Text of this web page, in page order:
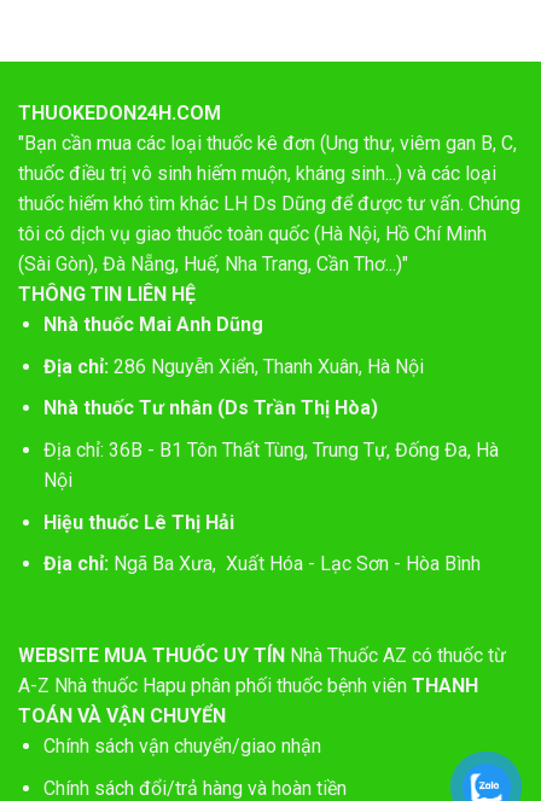
THUOKEDON24H.COM
"Bạn cần mua các loại thuốc kê đơn (Ung thư, viêm gan B, C,
thuốc điều trị vô sinh hiếm muộn, kháng sinh...) và các loại
thuốc hiếm khó tìm khác LH Ds Dũng để được tư vấn. Chúng
tôi có dịch vụ giao thuốc toàn quốc (Hà Nội, Hồ Chí Minh
(Sài Gòn), Đà Nẵng, Huế, Nha Trang, Cần Thơ...)"
THÔNG TIN LIÊN HỆ
Nhà thuốc Mai Anh Dũng
Địa chỉ:286 Nguyễn Xiển, Thanh Xuân, Hà Nội
Nhà thuốc Tư nhân (Ds Trần Thị Hòa)
Địa chỉ: 36B - B1 Tôn Thất Tùng, Trung Tự, Đống Đa, Hà
Nội
Hiệu thuốc Lê Thị Hải
Địa chỉ: Ngã Ba Xưa, Xuất Hóa - Lạc Sơn - Hòa Bình
WEBSITE MUA THUỐC UY TÍN Nhà Thuốc AZ có thuốc từ
A-Z Nhà thuốc Hapu phân phối thuốc bệnh viên THANH
TOÁN VÀ VẬN CHUYỂN
Chính sách vận chuyển/giao nhận
Chính sách đổi/trả hàng và hoàn tiền